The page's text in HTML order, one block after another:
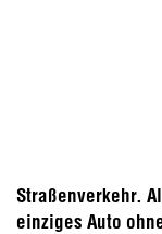
Straßenverkehr.
einziges Auto